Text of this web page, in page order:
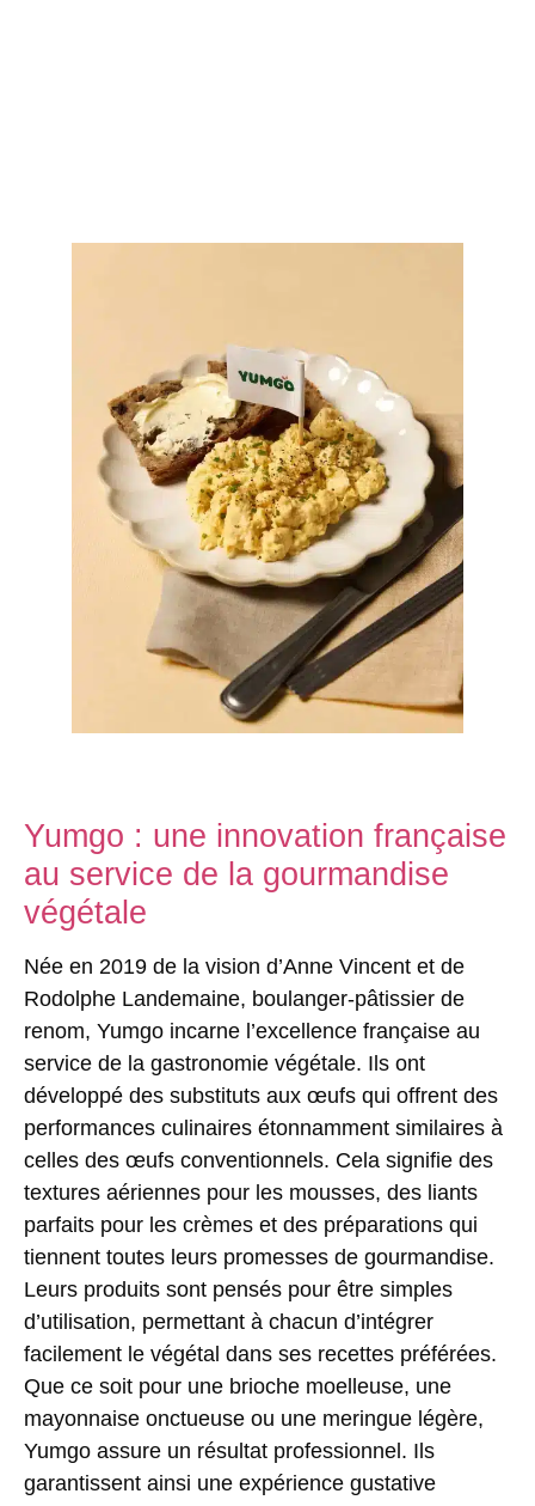
Yumgo : une innovation française
au service de la gourmandise
végétale
Née en 2019 de la vision d’Anne Vincent et de
Rodolphe Landemaine, boulanger-pâtissier de
renom, Yumgo incarne l’excellence française au
service de la gastronomie végétale. Ils ont
développé des substituts aux œufs qui offrent des
performances culinaires étonnamment similaires à
celles des œufs conventionnels. Cela signifie des
textures aériennes pour les mousses, des liants
parfaits pour les crèmes et des préparations qui
tiennent toutes leurs promesses de gourmandise.
Leurs produits sont pensés pour être simples
d’utilisation, permettant à chacun d’intégrer
facilement le végétal dans ses recettes préférées.
Que ce soit pour une brioche moelleuse, une
mayonnaise onctueuse ou une meringue légère,
Yumgo assure un résultat professionnel. Ils
garantissent ainsi une expérience gustative